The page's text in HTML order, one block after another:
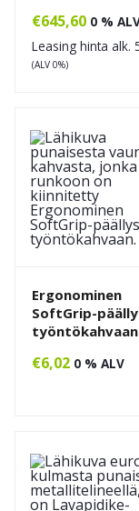
€645,60 0 %
Leasing hinta alk.
(ALV 0%)
Ergonominen
SoftGrip-
työntökahvaan
€6,02 0 % ALV